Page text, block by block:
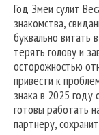
Год Змеи сулит
знакомства,
буквально
терять голову и
осторожностью
привести к
знака в 2025 году
готовы работать
партнеру,